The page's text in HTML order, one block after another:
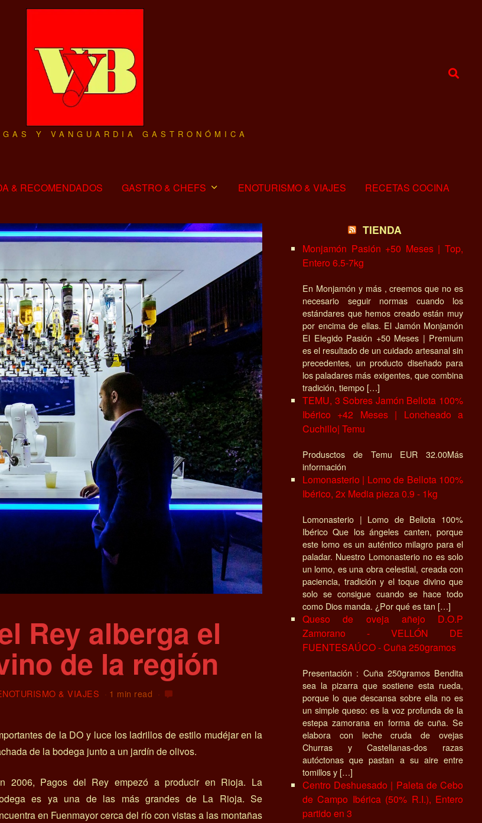
Y VANGUARDIA GASTRONÓMICA
& RECOMENDADOS GASTRO & CHEFS ENOTURISMO & VIAJES RECETAS COCINA
Rey alberga el
de la región
& VIAJES 1 min read
de la DO y luce los ladrillos de estilo mudéjar en la
de la bodega junto a un jardín de olivos.
2006, Pagos del Rey empezó a producir en Rioja. La
es ya una de las más grandes de La Rioja. Se
en Fuenmayor cerca del río con vistas a las montañas
TIENDA
Monjamón Pasión +50 Meses | Top,
Entero 6.5-7kg
En Monjamón y más , creemos que no es
necesario seguir normas cuando los
estándares que hemos creado están muy
por encima de ellas. El Jamón Monjamón
El Elegido Pasión +50 Meses | Premium
es el resultado de un cuidado artesanal sin
precedentes, un producto diseñado para
los paladares más exigentes, que combina
tradición, tiempo […]
TEMU, 3 Sobres Jamón Bellota 100%
Ibérico +42 Meses | Loncheado a
Cuchillo| Temu
Produsctos de Temu EUR 32.00Más
información
Lomonasterio | Lomo de Bellota 100%
Ibérico, 2x Media pieza 0.9 - 1kg
Lomonasterio | Lomo de Bellota 100%
Ibérico Que los ángeles canten, porque
este lomo es un auténtico milagro para el
paladar. Nuestro Lomonasterio no es solo
un lomo, es una obra celestial, creada con
paciencia, tradición y el toque divino que
solo se consigue cuando se hace todo
como Dios manda. ¿Por qué es tan […]
Queso de oveja añejo D.O.P
Zamorano - VELLÓN DE
FUENTESAÚCO - Cuña 250gramos
Presentación : Cuña 250gramos Bendita
sea la pizarra que sostiene esta rueda,
porque lo que descansa sobre ella no es
un simple queso: es la voz profunda de la
estepa zamorana en forma de cuña. Se
elabora con leche cruda de ovejas
Churras y Castellanas-dos razas
autóctonas que pastan a su aire entre
tomillos y […]
Centro Deshuesado | Paleta de Cebo
de Campo Ibérica (50% R.I.), Entero
partido en 3